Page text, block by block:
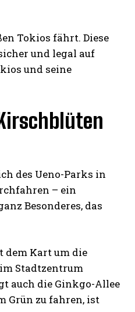
Tokios fährt. Diese
und legal auf
und seine
des Ueno-Parks in
– ein
Besonderes, das
dem Kart um die
Stadtzentrum
auch die Ginkgo-Allee
Grün zu fahren, ist